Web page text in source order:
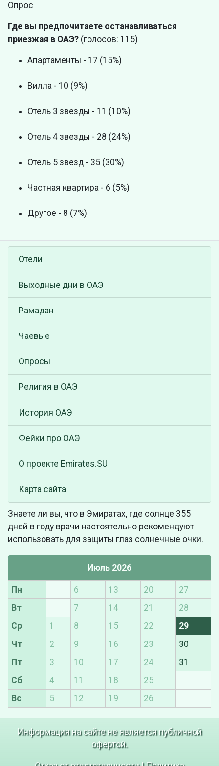
Опрос
Где вы предпочитаете останавливаться
приезжая в ОАЭ? (голосов: 115)
Апартаменты - 17 (15%)
Вилла - 10 (9%)
Отель 3 звезды - 11 (10%)
Отель 4 звезды - 28 (24%)
Отель 5 звезд - 35 (30%)
Частная квартира - 6 (5%)
Другое - 8 (7%)
Отели
Выходные дни в ОАЭ
Рамадан
Чаевые
Опросы
Религия в ОАЭ
История ОАЭ
Фейки про ОАЭ
О проекте Emirates.SU
Карта сайта
Знаете ли вы, что в Эмиратах, где солнце 355
дней в году врачи настоятельно рекомендуют
использовать для защиты глаз солнечные очки.
Июль 2026
Пн 6 13 20
27
Вт
7 14 21
28
Ср
1 8 15 22
29
Чт
2 9 16 23
30
Пт
3 10 17 24
31
Сб
4 11 18
25
Вс
5 12 19 26
Информация на сайте не является публичной
офертой.